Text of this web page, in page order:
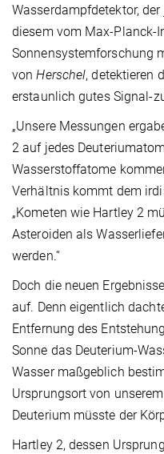
Wasserdampfdetektor,
diesem vom Max-Planck-
Sonnensystemforschung
vonHerschel, detektieren
erstaunlich gutes Signal-
„Unsere Messungen
2 auf jedes
Wasserstoffatome
Verhältnis kommt dem
„Kometen wie Hartley 2
Asteroiden als
werden.“
Doch die neuen
auf. Denn eigentlich
Entfernung des
Sonne das Deuterium-
Wasser maßgeblich
Ursprungsort von
Deuterium müsste der
Hartley 2, dessen